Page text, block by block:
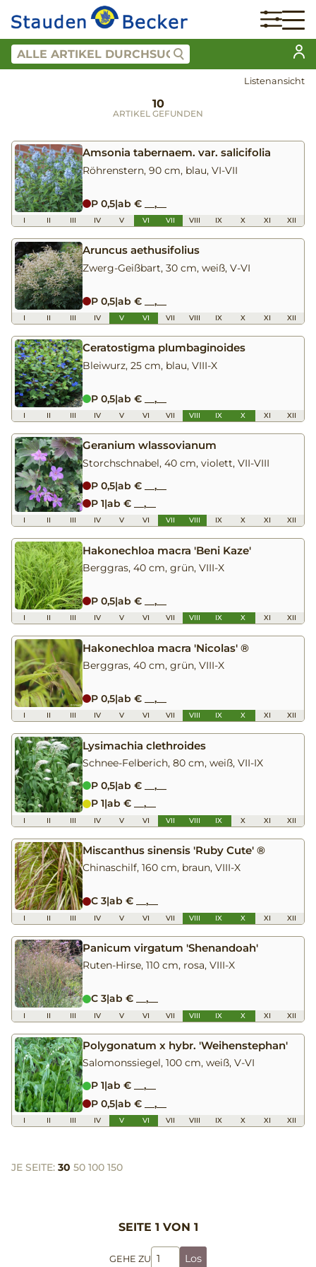
Listenansicht
10
ARTIKEL GEFUNDEN
Amsonia tabernaem. var. salicifolia
Röhrenstern, 90 cm, blau, VI-VII
P 0,5|ab € __,__
I II III IV V VI VII VIII IX X XI XII
Aruncus aethusifolius
Zwerg-Geißbart, 30 cm, weiß, V-VI
P 0,5|ab € __,__
I II III IV V VI VII VIII IX X XI XII
Ceratostigma plumbaginoides
Bleiwurz, 25 cm, blau, VIII-X
P 0,5|ab € __,__
I II III IV V VI VII VIII IX X XI XII
Geranium wlassovianum
Storchschnabel, 40 cm, violett, VII-VIII
P 0,5|ab € __,__
P 1|ab € __,__
I II III IV V VI VII VIII IX X XI XII
Hakonechloa macra 'Beni Kaze'
Berggras, 40 cm, grün, VIII-X
P 0,5|ab € __,__
I II III IV V VI VII VIII IX X XI XII
Hakonechloa macra 'Nicolas' ®
Berggras, 40 cm, grün, VIII-X
P 0,5|ab € __,__
I II III IV V VI VII VIII IX X XI XII
Lysimachia clethroides
Schnee-Felberich, 80 cm, weiß, VII-IX
P 0,5|ab € __,__
P 1|ab € __,__
I II III IV V VI VII VIII IX X XI XII
Miscanthus sinensis 'Ruby Cute' ®
Chinaschilf, 160 cm, braun, VIII-X
C 3|ab € __,__
I II III IV V VI VII VIII IX X XI XII
Panicum virgatum 'Shenandoah'
Ruten-Hirse, 110 cm, rosa, VIII-X
C 3|ab € __,__
I II III IV V VI VII VIII IX X XI XII
Polygonatum x hybr. 'Weihenstephan'
Salomonssiegel, 100 cm, weiß, V-VI
P 1|ab € __,__
P 0,5|ab € __,__
I II III IV V VI VII VIII IX X XI XII
JE SEITE: 30 50 100 150
SEITE 1 VON 1
GEHE ZU Los